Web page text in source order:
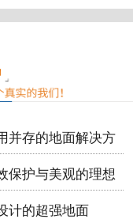
并存的地面解决方
保护与美观的理想
计的超强地面